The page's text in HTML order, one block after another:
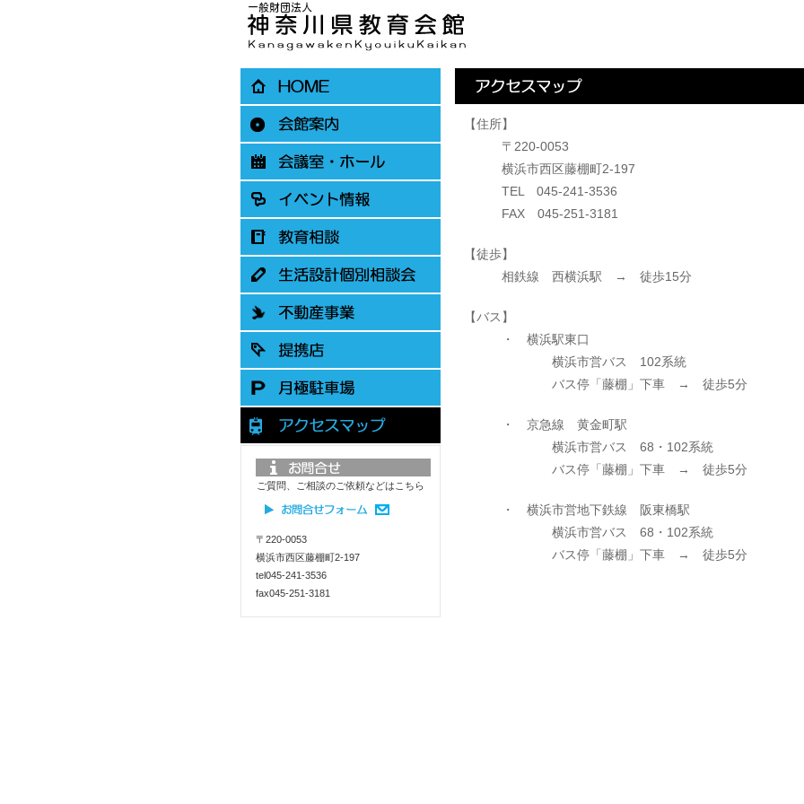
【住所】
〒220-0053
横浜市西区藤棚町2-197
TEL 045-241-3536
FAX 045-251-3181
【徒歩】
相鉄線 西横浜駅 → 徒歩15分
【バス】
・ 横浜駅東口
横浜市営バス 102系統
バス停「藤棚」下車 → 徒歩5分
・ 京急線 黄金町駅
横浜市営バス 68・102系統
バス停「藤棚」下車 → 徒歩5分
・ 横浜市営地下鉄線 阪東橋駅
横浜市営バス 68・102系統
バス停「藤棚」下車 → 徒歩5分
ご質問、ご相談のご依頼などはこちら
〒220-0053
横浜市西区藤棚町2-197
tel045-241-3536
fax045-251-3181